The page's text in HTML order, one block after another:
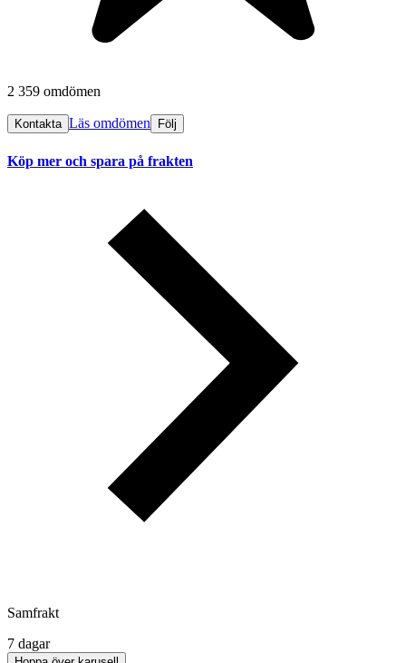
2 359 omdömen
Kontakta Läs omdömen Följ
Köp mer och spara på frakten
Samfrakt
7 dagar